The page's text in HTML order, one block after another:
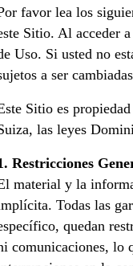
favor lea los
Sitio. Al acceder
Uso. Si usted no
a ser
Sitio es
las leyes
Restricciones
material y la
Todas las
quedan
comunicaciones, lo